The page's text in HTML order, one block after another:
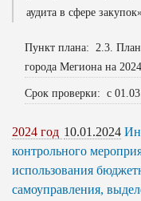
аудита в сфере
Пункт плана: 2.3.
города Мегиона на
Срок проверки: с
2024 год 10.01.2024
контрольного
использования
самоуправления,